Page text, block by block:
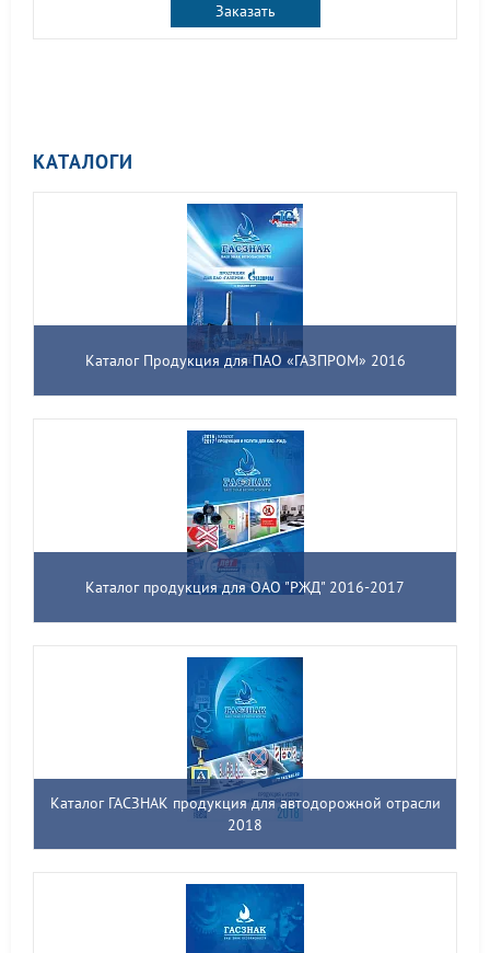
Заказать
КАТАЛОГИ
Каталог Продукция для ПАО «ГАЗПРОМ» 2016
Каталог продукция для ОАО "РЖД" 2016-2017
Каталог ГАСЗНАК продукция для автодорожной отрасли
2018